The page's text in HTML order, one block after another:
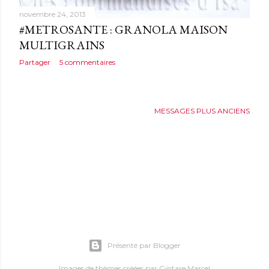
novembre 24, 2013
#METROSANTE : GRANOLA MAISON
MULTIGRAINS
Partager 5 commentaires
MESSAGES PLUS ANCIENS
Présenté par Blogger